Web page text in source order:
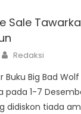
Sale
Author
Redaksi
Buku Big Bad
pada 1-7
didiskon tiada